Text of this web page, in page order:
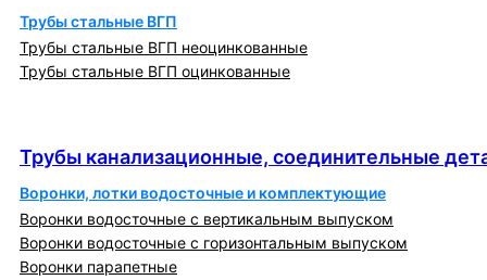
Трубы стальные ВГП
Трубы стальные ВГП неоцинкованные
Трубы стальные ВГП оцинкованные
Трубы канализационные, соединительные
Воронки, лотки водосточные и комплектующие
Воронки водосточные с вертикальным выпуском
Воронки водосточные с горизонтальным выпуском
Воронки парапетные